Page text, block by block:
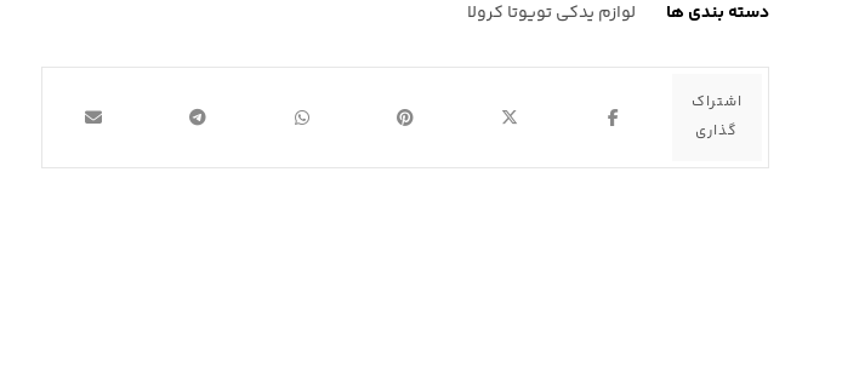
دسته بندی ها
لوازم یدکی تویوتا کرولا